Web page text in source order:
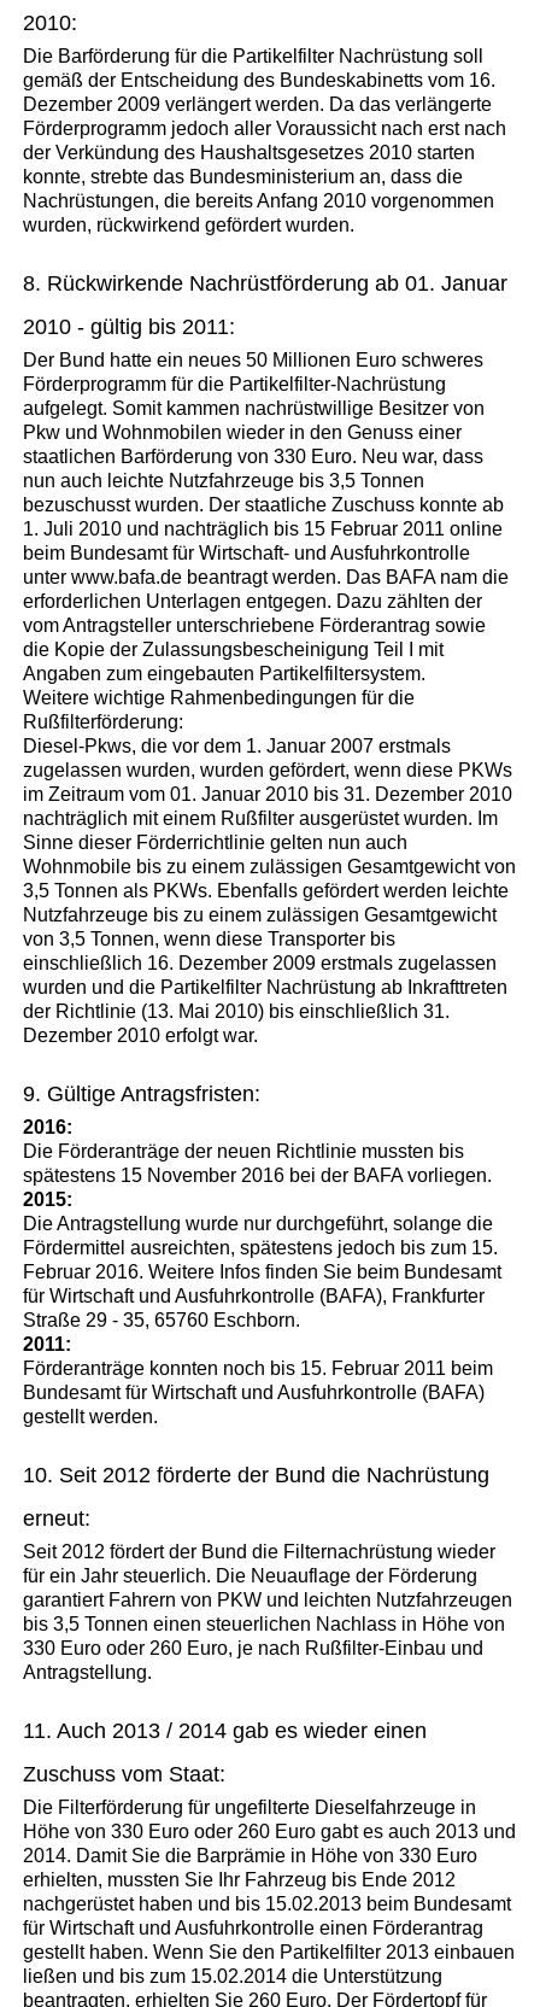
2010:
Die Barförderung für die Partikelfilter Nachrüstung soll
gemäß der Entscheidung des Bundeskabinetts vom 16.
Dezember 2009 verlängert werden. Da das verlängerte
Förderprogramm jedoch aller Voraussicht nach erst nach
der Verkündung des Haushaltsgesetzes 2010 starten
konnte, strebte das Bundesministerium an, dass die
Nachrüstungen, die bereits Anfang 2010 vorgenommen
wurden, rückwirkend gefördert wurden.
8. Rückwirkende Nachrüstförderung ab 01. Januar
2010 - gültig bis 2011:
Der Bund hatte ein neues 50 Millionen Euro schweres
Förderprogramm für die Partikelfilter-Nachrüstung
aufgelegt. Somit kammen nachrüstwillige Besitzer von
Pkw und Wohnmobilen wieder in den Genuss einer
staatlichen Barförderung von 330 Euro. Neu war, dass
nun auch leichte Nutzfahrzeuge bis 3,5 Tonnen
bezuschusst wurden. Der staatliche Zuschuss konnte ab
1. Juli 2010 und nachträglich bis 15 Februar 2011 online
beim Bundesamt für Wirtschaft- und Ausfuhrkontrolle
unter www.bafa.de beantragt werden. Das BAFA nam die
erforderlichen Unterlagen entgegen. Dazu zählten der
vom Antragsteller unterschriebene Förderantrag sowie
die Kopie der Zulassungsbescheinigung Teil I mit
Angaben zum eingebauten Partikelfiltersystem.
Weitere wichtige Rahmenbedingungen für die
Rußfilterförderung:
Diesel-Pkws, die vor dem 1. Januar 2007 erstmals
zugelassen wurden, wurden gefördert, wenn diese PKWs
im Zeitraum vom 01. Januar 2010 bis 31. Dezember 2010
nachträglich mit einem Rußfilter ausgerüstet wurden. Im
Sinne dieser Förderrichtlinie gelten nun auch
Wohnmobile bis zu einem zulässigen Gesamtgewicht von
3,5 Tonnen als PKWs. Ebenfalls gefördert werden leichte
Nutzfahrzeuge bis zu einem zulässigen Gesamtgewicht
von 3,5 Tonnen, wenn diese Transporter bis
einschließlich 16. Dezember 2009 erstmals zugelassen
wurden und die Partikelfilter Nachrüstung ab Inkrafttreten
der Richtlinie (13. Mai 2010) bis einschließlich 31.
Dezember 2010 erfolgt war.
9. Gültige Antragsfristen:
2016:
Die Förderanträge der neuen Richtlinie mussten bis
spätestens 15 November 2016 bei der BAFA vorliegen.
2015:
Die Antragstellung wurde nur durchgeführt, solange die
Fördermittel ausreichten, spätestens jedoch bis zum 15.
Februar 2016. Weitere Infos finden Sie beim Bundesamt
für Wirtschaft und Ausfuhrkontrolle (BAFA), Frankfurter
Straße 29 - 35, 65760 Eschborn.
2011:
Förderanträge konnten noch bis 15. Februar 2011 beim
Bundesamt für Wirtschaft und Ausfuhrkontrolle (BAFA)
gestellt werden.
10. Seit 2012 förderte der Bund die Nachrüstung
erneut:
Seit 2012 fördert der Bund die Filternachrüstung wieder
für ein Jahr steuerlich. Die Neuauflage der Förderung
garantiert Fahrern von PKW und leichten Nutzfahrzeugen
bis 3,5 Tonnen einen steuerlichen Nachlass in Höhe von
330 Euro oder 260 Euro, je nach Rußfilter-Einbau und
Antragstellung.
11. Auch 2013 / 2014 gab es wieder einen
Zuschuss vom Staat:
Die Filterförderung für ungefilterte Dieselfahrzeuge in
Höhe von 330 Euro oder 260 Euro gabt es auch 2013 und
2014. Damit Sie die Barprämie in Höhe von 330 Euro
erhielten, mussten Sie Ihr Fahrzeug bis Ende 2012
nachgerüstet haben und bis 15.02.2013 beim Bundesamt
für Wirtschaft und Ausfuhrkontrolle einen Förderantrag
gestellt haben. Wenn Sie den Partikelfilter 2013 einbauen
ließen und bis zum 15.02.2014 die Unterstützung
beantragten, erhielten Sie 260 Euro. Der Fördertopf für